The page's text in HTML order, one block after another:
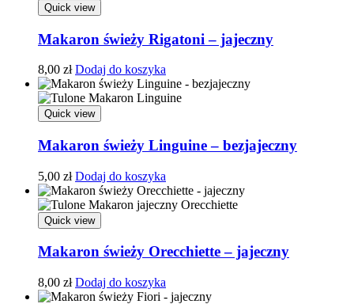
Quick view
Makaron świeży Rigatoni – jajeczny
8,00 zł Dodaj do koszyka
Quick view
Makaron świeży Linguine – bezjajeczny
5,00 zł Dodaj do koszyka
Quick view
Makaron świeży Orecchiette – jajeczny
8,00 zł Dodaj do koszyka